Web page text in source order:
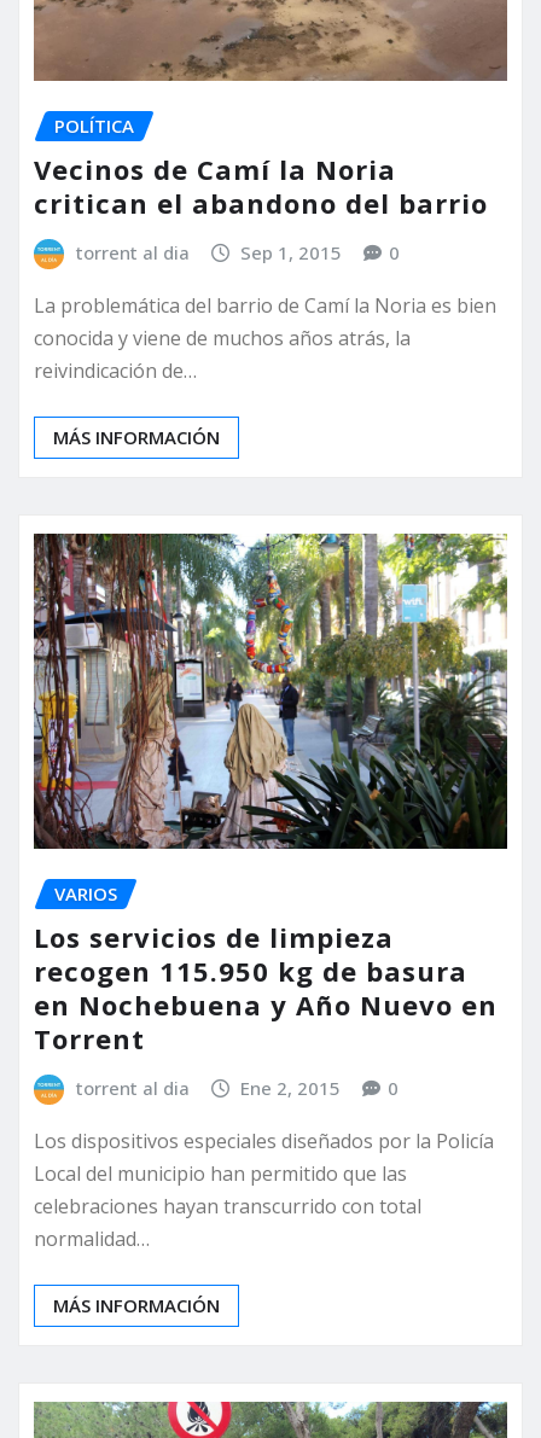
POLÍTICA
Vecinos de Camí la Noria
critican el abandono del barrio
torrent al dia Sep 1, 2015 0
La problemática del barrio de Camí la Noria es bien
conocida y viene de muchos años atrás, la
reivindicación de…
MÁS INFORMACIÓN
VARIOS
Los servicios de limpieza
recogen 115.950 kg de basura
en Nochebuena y Año Nuevo en
Torrent
torrent al dia Ene 2, 2015 0
Los dispositivos especiales diseñados por la Policía
Local del municipio han permitido que las
celebraciones hayan transcurrido con total
normalidad…
MÁS INFORMACIÓN